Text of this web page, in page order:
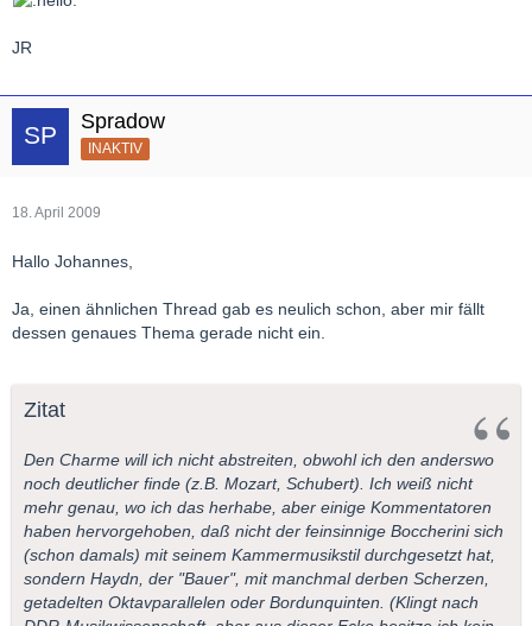
JR
Spradow
INAKTIV
18. April 2009
Hallo Johannes,
Ja, einen ähnlichen Thread gab es neulich schon, aber mir fällt
dessen genaues Thema gerade nicht ein.
Zitat
Den Charme will ich nicht abstreiten, obwohl ich den anderswo
noch deutlicher finde (z.B. Mozart, Schubert). Ich weiß nicht
mehr genau, wo ich das herhabe, aber einige Kommentatoren
haben hervorgehoben, daß nicht der feinsinnige Boccherini sich
(schon damals) mit seinem Kammermusikstil durchgesetzt hat,
sondern Haydn, der "Bauer", mit manchmal derben Scherzen,
getadelten Oktavparallelen oder Bordunquinten. (Klingt nach